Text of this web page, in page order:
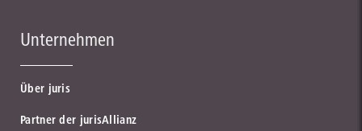
Unternehmen
Über juris
Partner der jurisAllianz